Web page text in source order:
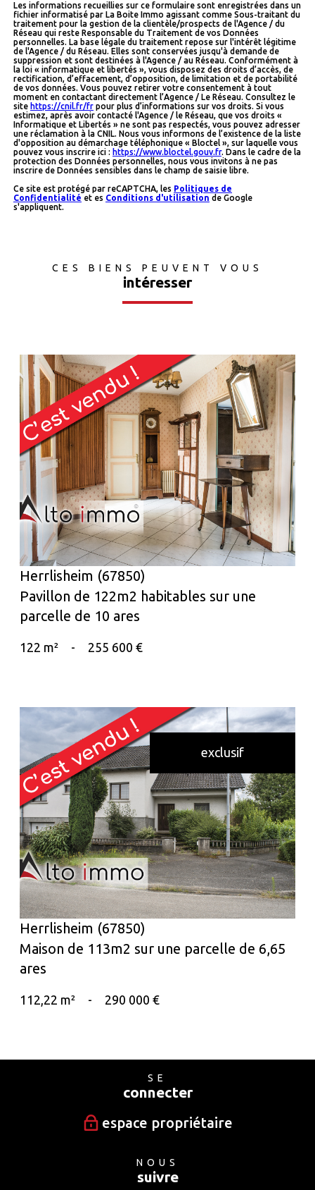
Les informations recueillies sur ce formulaire sont enregistrées dans un
fichier informatisé par La Boite Immo agissant comme Sous-traitant du
traitement pour la gestion de la clientèle/prospects de l'Agence / du
Réseau qui reste Responsable du Traitement de vos Données
personnelles. La base légale du traitement repose sur l'intérêt légitime
de l'Agence / du Réseau. Elles sont conservées jusqu'à demande de
suppression et sont destinées à l'Agence / au Réseau. Conformément à
la loi « informatique et libertés », vous disposez des droits d’accès, de
rectification, d’effacement, d’opposition, de limitation et de portabilité
de vos données. Vous pouvez retirer votre consentement à tout
moment en contactant directement l’Agence / Le Réseau. Consultez le
site https://cnil.fr/fr pour plus d’informations sur vos droits. Si vous
estimez, après avoir contacté l'Agence / le Réseau, que vos droits «
Informatique et Libertés » ne sont pas respectés, vous pouvez adresser
une réclamation à la CNIL. Nous vous informons de l’existence de la liste
d'opposition au démarchage téléphonique « Bloctel », sur laquelle vous
pouvez vous inscrire ici : https://www.bloctel.gouv.fr. Dans le cadre de la
protection des Données personnelles, nous vous invitons à ne pas
inscrire de Données sensibles dans le champ de saisie libre.
Ce site est protégé par reCAPTCHA, les Politiques de
Confidentialité et es Conditions d'utilisation de Google
s'appliquent.
CES BIENS PEUVENT VOUS
intéresser
voir le bien
Herrlisheim (67850)
Pavillon de 122m2 habitables sur une
parcelle de 10 ares
122 m² - 255 600 €
exclusif
voir le bien
Herrlisheim (67850)
Maison de 113m2 sur une parcelle de 6,65
ares
112,22 m² - 290 000 €
SE
connecter
espace propriétaire
NOUS
suivre